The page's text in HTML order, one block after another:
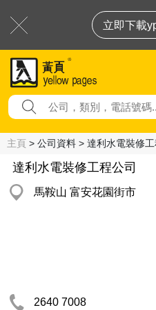
立即下載
主頁 > 公司資料 > 達利水電裝修工
達利水電裝修工程公司
馬鞍山 富安花園街市
2640 7008